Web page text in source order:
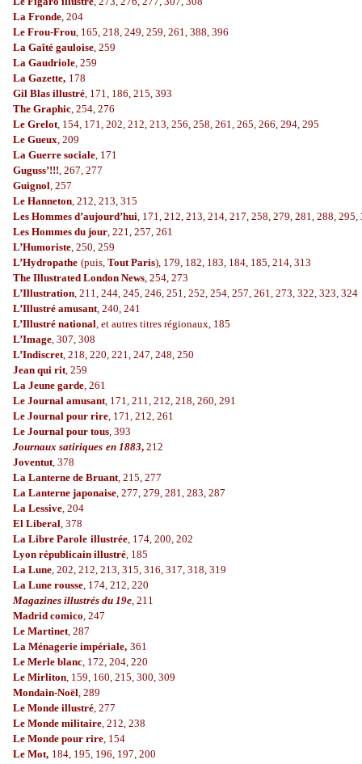
La Fronde, 204
Le Frou-Frou, 165, 218, 249, 259, 261, 388, 396
La Gaîté gauloise, 259
La Gaudriole, 259
La Gazette, 178
Gil Blas illustré, 171, 186, 215, 393
The Graphic, 254, 276
Le Grelot, 154, 171, 202, 212, 213, 256, 258, 261, 265, 266, 294, 295
Le Gueux, 209
La Guerre sociale, 171
Guguss’!!!, 267, 277
Guignol, 257
Le Hanneton, 212, 213, 315
Les Hommes d’aujourd’hui, 171, 212, 213, 214, 217, 258, 279, 281, 288,
Les Hommes du jour, 221, 257, 261
L’Humoriste, 250, 259
L’Hydropathe (puis, Tout Paris), 179, 182, 183, 184, 185, 214, 313
The Illustrated London News, 254, 273
L’Illustration, 211, 244, 245, 246, 251, 252, 254, 257, 261, 273, 322, 323, 324
L’Illustré amusant, 240, 241
L’Illustré national, et autres titres régionaux, 185
L’Image, 307, 308
L’Indiscret, 218, 220, 221, 247, 248, 250
Jean qui rit, 259
La Jeune garde, 261
Le Journal amusant, 171, 211, 212, 218, 260, 291
Le Journal pour rire, 171, 212, 261
Le Journal pour tous, 393
Journaux satiriques en 1883, 212
Joventut, 378
La Lanterne de Bruant, 215, 277
La Lanterne japonaise, 277, 279, 281, 283, 287
La Lessive, 204
El Liberal, 378
La Libre Parole illustrée, 174, 200, 202
Lyon républicain illustré, 185
La Lune, 202, 212, 213, 315, 316, 317, 318, 319
La Lune rousse, 174, 212, 220
Magazines illustrés du 19e, 211
Madrid comico, 247
Le Martinet, 287
La Ménagerie impériale, 361
Le Merle blanc, 172, 204, 220
Le Mirliton, 159, 160, 215, 300, 309
Mondain-Noël, 289
Le Monde illustré, 277
Le Monde militaire, 212, 238
Le Monde pour rire, 154
Le Mot, 184, 195, 196, 197, 200